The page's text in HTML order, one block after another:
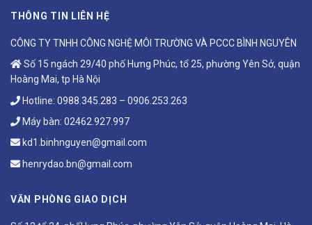
THÔNG TIN LIÊN HỆ
CÔNG TY TNHH CÔNG NGHỆ MÔI TRƯỜNG VÀ PCCC BÌNH NGUYÊN
Số 15 ngách 29/40 phố Hưng Phúc, tổ 25, phường Yên Sở, quận
Hoàng Mai, tp Hà Nội
Hotline: 0988.345.283 – 0906.253.263
Máy bàn: 02462.927.997
kd1.binhnguyen@gmail.com
henrydao.bn@gmail.com
VĂN PHÒNG GIAO DỊCH